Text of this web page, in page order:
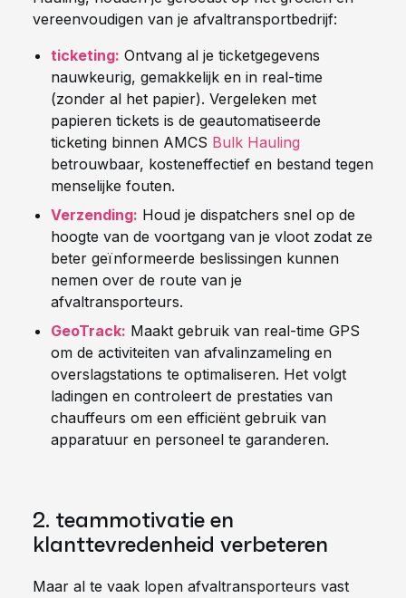
vereenvoudigen van je afvaltransportbedrijf:
ticketing: Ontvang al je ticketgegevens
nauwkeurig, gemakkelijk en in real-time
(zonder al het papier). Vergeleken met
papieren tickets is de geautomatiseerde
ticketing binnen AMCS Bulk Hauling
betrouwbaar, kosteneffectief en bestand tegen
menselijke fouten.
Verzending: Houd je dispatchers snel op de
hoogte van de voortgang van je vloot zodat ze
beter geïnformeerde beslissingen kunnen
nemen over de route van je
afvaltransporteurs.
GeoTrack: Maakt gebruik van real-time GPS
om de activiteiten van afvalinzameling en
overslagstations te optimaliseren. Het volgt
ladingen en controleert de prestaties van
chauffeurs om een efficiënt gebruik van
apparatuur en personeel te garanderen.
2. teammotivatie en
klanttevredenheid verbeteren
Maar al te vaak lopen afvaltransporteurs vast